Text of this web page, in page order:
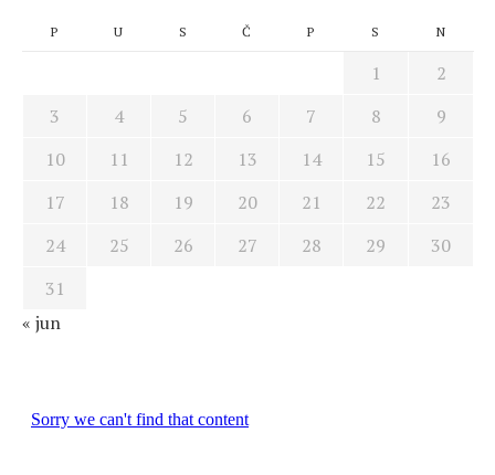
P U S Č P S N
1
2
3
4 5 6 7 8
9
10
11 12 13 14 15
16
17
18 19 20 21 22
23
24
25 26 27 28 29
30
31
« jun